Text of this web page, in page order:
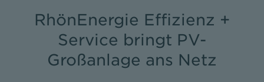
RhönEnergie Effizienz +
Service bringt PV-
Großanlage ans Netz